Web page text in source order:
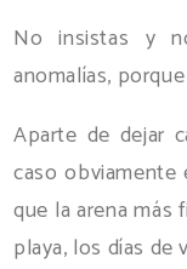
No insistas y
anomalías,
Aparte de dejar
caso obviamente
que la arena más
playa, los días de